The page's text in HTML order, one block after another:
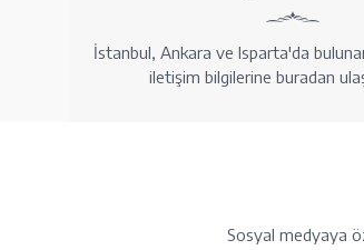
İstanbul, Ankara ve Isparta'da
iletişim bilgilerine buradan
Sosyal medyaya